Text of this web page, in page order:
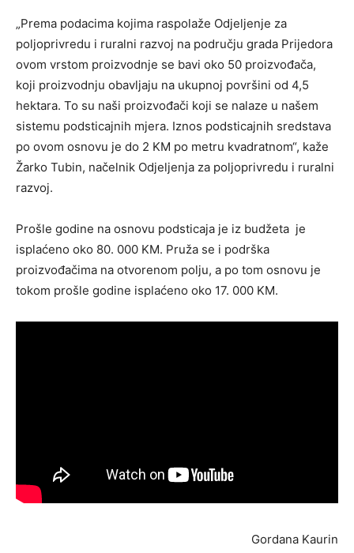
„Prema podacima kojima raspolaže Odjeljenje za
poljoprivredu i ruralni razvoj na području grada Prijedora
ovom vrstom proizvodnje se bavi oko 50 proizvođača,
koji proizvodnju obavljaju na ukupnoj površini od 4,5
hektara. To su naši proizvođači koji se nalaze u našem
sistemu podsticajnih mjera. Iznos podsticajnih sredstava
po ovom osnovu je do 2 KM po metru kvadratnom“, kaže
Žarko Tubin, načelnik Odjeljenja za poljoprivredu i ruralni
razvoj.
Prošle godine na osnovu podsticaja je iz budžeta je
isplaćeno oko 80. 000 KM. Pruža se i podrška
proizvođačima na otvorenom polju, a po tom osnovu je
tokom prošle godine isplaćeno oko 17. 000 KM.
Gordana Kaurin